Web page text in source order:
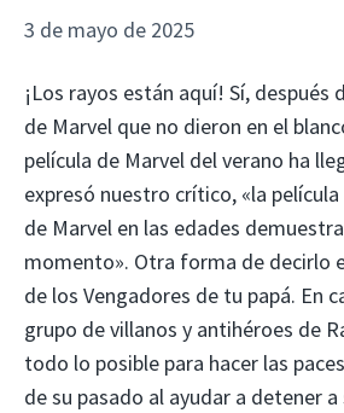
3 de mayo de 2025
¡Los rayos están aquí! Sí, después
de Marvel que no dieron en el
película de Marvel del verano ha
expresó nuestro crítico, «la
de Marvel en las edades
momento». Otra forma de decirlo
de los Vengadores de tu papá. En
grupo de villanos y antihéroes de
todo lo posible para hacer las
de su pasado al ayudar a detener